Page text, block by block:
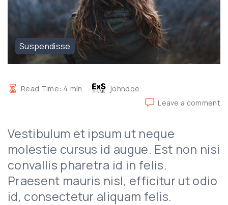
Suspendisse
Read Time: 4 min.
johndoe
Leave a comment
Vestibulum et ipsum ut neque
molestie cursus id augue. Est non nisi
convallis pharetra id in felis.
Praesent mauris nisl, efficitur ut odio
id, consectetur aliquam felis.